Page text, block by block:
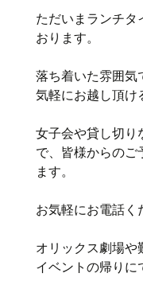
ただいまランチタ
おります。
落ち着いた雰囲気
気軽にお越し頂け
女子会や貸し切り
で、皆様からのご
ます。
お気軽にお電話く
オリックス劇場や
イベントの帰りに